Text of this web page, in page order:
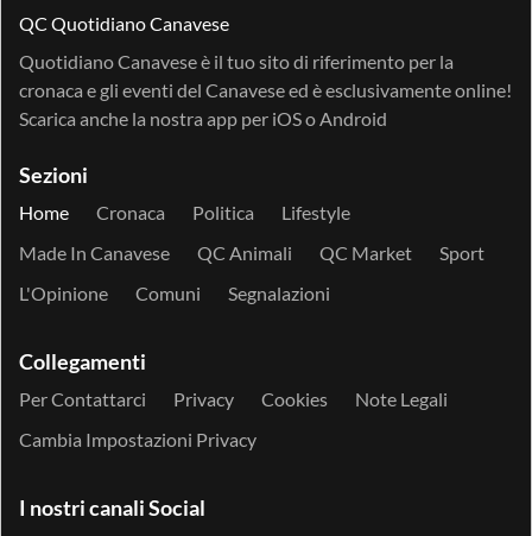
QC Quotidiano Canavese
Quotidiano Canavese è il tuo sito di riferimento per la
cronaca e gli eventi del Canavese ed è esclusivamente online!
Scarica anche la nostra app per iOSo Android
Sezioni
Home Cronaca Politica
Lifestyle
Made In Canavese
QC Animali QC Market
Sport
L'Opinione
Comuni Segnalazioni
Collegamenti
Per Contattarci Privacy Cookies
Note Legali
Cambia Impostazioni Privacy
I nostri canali Social